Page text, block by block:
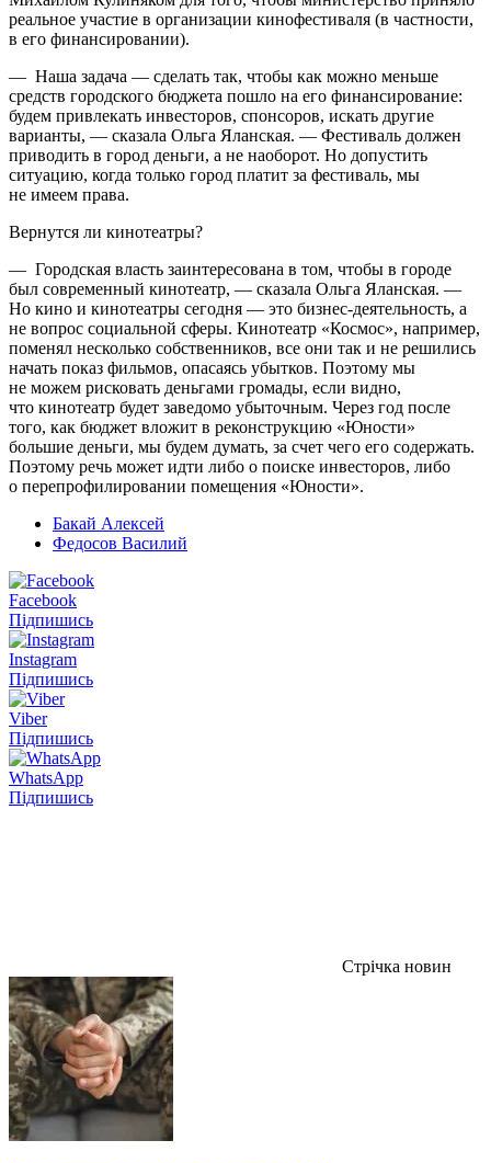
реальное участие в организации кинофестиваля (в частности,
в его финансировании).
— Наша задача — сделать так, чтобы как можно меньше
средств городского бюджета пошло на его финансирование:
будем привлекать инвесторов, спонсоров, искать другие
варианты, — сказала Ольга Яланская. — Фестиваль должен
приводить в город деньги, а не наоборот. Но допустить
ситуацию, когда только город платит за фестиваль, мы
не имеем права.
Вернутся ли кинотеатры?
— Городская власть заинтересована в том, чтобы в городе
был современный кинотеатр, — сказала Ольга Яланская. —
Но кино и кинотеатры сегодня — это бизнес-деятельность, а
не вопрос социальной сферы. Кинотеатр «Космос», например,
поменял несколько собственников, все они так и не решились
начать показ фильмов, опасаясь убытков. Поэтому мы
не можем рисковать деньгами громады, если видно,
что кинотеатр будет заведомо убыточным. Через год после
того, как бюджет вложит в реконструкцию «Юности»
большие деньги, мы будем думать, за счет чего его содержать.
Поэтому речь может идти либо о поиске инвесторов, либо
о перепрофилировании помещения «Юности».
Бакай Алексей
Федосов Василий
Facebook
Підпишись
Instagram
Підпишись
Viber
Підпишись
WhatsApp
Підпишись
Стрічка новин